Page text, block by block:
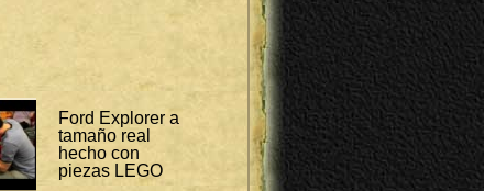
Ford Explorer a
tamaño real
hecho con
piezas LEGO